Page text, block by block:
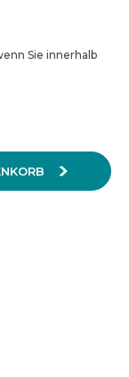
Sie innerhalb